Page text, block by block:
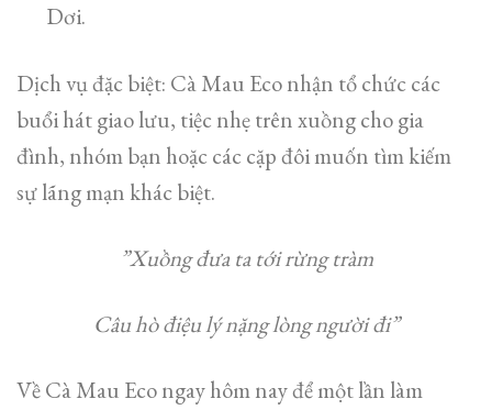
Dơi.
​Dịch vụ đặc biệt: Cà Mau Eco nhận tổ chức các
buổi hát giao lưu, tiệc nhẹ trên xuồng cho gia
đình, nhóm bạn hoặc các cặp đôi muốn tìm kiếm
sự lãng mạn khác biệt.
​”Xuồng đưa ta tới rừng tràm
Câu hò điệu lý nặng lòng người đi”
​Về Cà Mau Eco ngay hôm nay để một lần làm